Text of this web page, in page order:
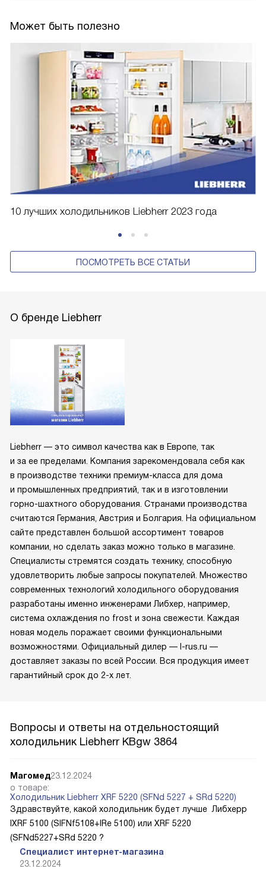
Может быть полезно
10 лучших холодильников Liebherr 2023 года
ПОСМОТРЕТЬ ВСЕ СТАТЬИ
О бренде Liebherr
Liebherr — это символ качества как в Европе, так
и за ее пределами. Компания зарекомендовала себя как
в производстве техники премиум-класса для дома
и промышленных предприятий, так и в изготовлении
горно-шахтного оборудования. Странами производства
считаются Германия, Австрия и Болгария. На официальном
сайте представлен большой ассортимент товаров
компании, но сделать заказ можно только в магазине.
Специалисты стремятся создать технику, способную
удовлетворить любые запросы покупателей. Множество
современных технологий холодильного оборудования
разработаны именно инженерами Либхер, например,
система охлаждения no frost и зона свежести. Каждая
новая модель поражает своими функциональными
возможностями. Официальный дилер — l-rus.ru —
доставляет заказы по всей России. Вся продукция имеет
гарантийный срок до 2-х лет.
Вопросы и ответы на отдельностоящий
холодильник Liebherr KBgw 3864
Магомед23.12.2024
о товаре:
Холодильник Liebherr XRF 5220 (SFNd 5227 + SRd 5220)
Здравствуйте, какой холодильник будет лучше Либхерр
IXRF 5100 (SIFNf5108+IRe 5100) или XRF 5220
(SFNd5227+SRd 5220 ?
Специалист интернет-магазина
23.12.2024